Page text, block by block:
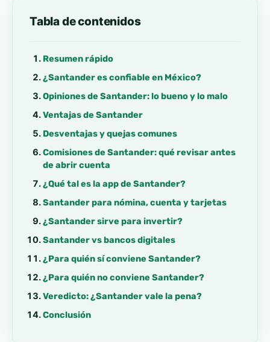
Tabla de contenidos
Resumen rápido
¿Santander es confiable en México?
Opiniones de Santander: lo bueno y lo malo
Ventajas de Santander
Desventajas y quejas comunes
Comisiones de Santander: qué revisar antes
de abrir cuenta
¿Qué tal es la app de Santander?
Santander para nómina, cuenta y tarjetas
¿Santander sirve para invertir?
Santander vs bancos digitales
¿Para quién sí conviene Santander?
¿Para quién no conviene Santander?
Veredicto: ¿Santander vale la pena?
Conclusión